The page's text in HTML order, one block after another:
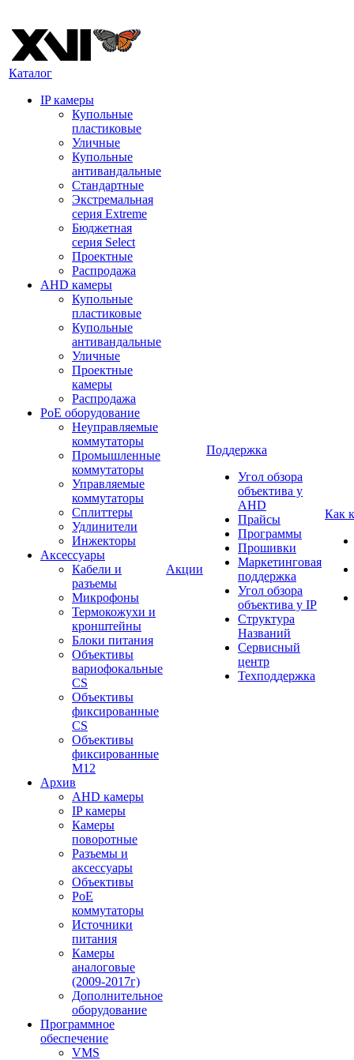
Каталог
IP камеры
Купольные
пластиковые
Уличные
Купольные
антивандальные
Стандартные
Экстремальная
серия Extreme
Бюджетная
серия Select
Проектные
Распродажа
AHD камеры
Купольные
пластиковые
Купольные
антивандальные
Уличные
Проектные
камеры
Распродажа
PoE оборудование
Неуправляемые
коммутаторы
Промышленные
коммутаторы
Управляемые
коммутаторы
Сплиттеры
Удлинители
Инжекторы
Аксессуары
Кабели и
разъемы
Микрофоны
Термокожухи и
кронштейны
Блоки питания
Объективы
вариофокальные
CS
Объективы
фиксированные
CS
Объективы
фиксированные
М12
Архив
AHD камеры
IP камеры
Камеры
поворотные
Разъемы и
аксессуары
Объективы
PoE
коммутаторы
Источники
питания
Камеры
аналоговые
(2009-2017г)
Дополнительное
оборудование
Программное
обеспечение
VMS
Акции
Поддержка
Угол обзора
объектива у
AHD
Прайсы
Программы
Прошивки
Маркетинговая
поддержка
Угол обзора
объектива у IP
Структура
Названий
Сервисный
центр
Техподдержка
Как